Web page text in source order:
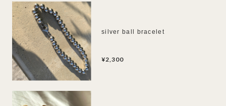
silver ball bracelet
¥2,300